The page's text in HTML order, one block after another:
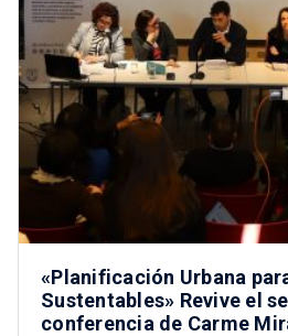
«Planificación Urbana
Sustentables» Revive el
conferencia de Carme